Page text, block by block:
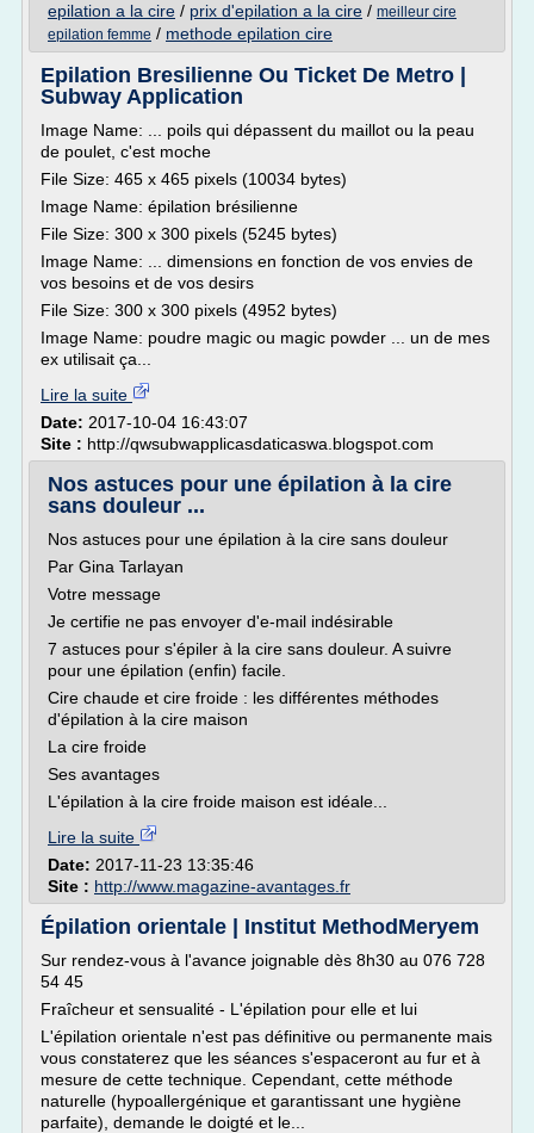
epilation a la cire / prix d'epilation a la cire / meilleur cire
epilation femme / methode epilation cire
Epilation Bresilienne Ou Ticket De Metro |
Subway Application
Image Name: ... poils qui dépassent du maillot ou la peau
de poulet, c'est moche
File Size: 465 x 465 pixels (10034 bytes)
Image Name: épilation brésilienne
File Size: 300 x 300 pixels (5245 bytes)
Image Name: ... dimensions en fonction de vos envies de
vos besoins et de vos desirs
File Size: 300 x 300 pixels (4952 bytes)
Image Name: poudre magic ou magic powder ... un de mes
ex utilisait ça...
Lire la suite
Date: 2017-10-04 16:43:07
Site : http://qwsubwapplicasdaticaswa.blogspot.com
Nos astuces pour une épilation à la cire
sans douleur ...
Nos astuces pour une épilation à la cire sans douleur
Par Gina Tarlayan
Votre message
Je certifie ne pas envoyer d'e-mail indésirable
7 astuces pour s'épiler à la cire sans douleur. A suivre
pour une épilation (enfin) facile.
Cire chaude et cire froide : les différentes méthodes
d'épilation à la cire maison
La cire froide
Ses avantages
L'épilation à la cire froide maison est idéale...
Lire la suite
Date: 2017-11-23 13:35:46
Site : http://www.magazine-avantages.fr
Épilation orientale | Institut MethodMeryem
Sur rendez-vous à l'avance joignable dès 8h30 au 076 728
54 45
Fraîcheur et sensualité - L'épilation pour elle et lui
L'épilation orientale n'est pas définitive ou permanente mais
vous constaterez que les séances s'espaceront au fur et à
mesure de cette technique. Cependant, cette méthode
naturelle (hypoallergénique et garantissant une hygiène
parfaite), demande le doigté et le...